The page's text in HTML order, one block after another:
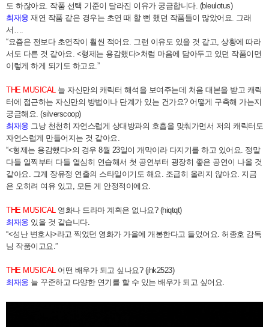
도 하잖아요. 작품 선택 기준이 달라진 이유가 궁금합니다. (bleulotus)
최재웅 재연 작품 같은 경우는 초연 때 할 뻔 했던 작품들이 많았어요. 그래
서….
“요즘은 전보다 초연작이 훨씬 적어요. 그런 이유도 있을 것 같고, 상황에 따라
서도 다른 것 같아요. <형제는 용감했다>처럼 마음에 담아두고 있던 작품이면
이렇게 하게 되기도 하고요.”
THE MUSICAL 늘 자신만의 캐릭터 해석을 보여주는데 처음 대본을 받고 캐릭
터에 접근하는 자신만의 방법이나 단계가 있는 건가요? 어떻게 구축해 가는지
궁금해요. (silverscoop)
최재웅 그냥 천천히 자연스럽게 상대방과의 호흡을 맞춰가면서 저의 캐릭터도
자연스럽게 만들어지는 것 같아요.
“<형제는 용감했다>의 경우 8월 23일이 개막이라 다지기를 하고 있어요. 정말
다들 일찍부터 다들 열심히 연습해서 첫 공연부터 굉장히 좋은 공연이 나올 것
같아요. 그게 장유정 연출의 스타일이기도 해요. 조급히 올리지 않아요. 지금
은 오히려 여유 있고, 모든 게 안정적이에요.
THE MUSICAL 영화나 드라마 계획은 없나요? (hiqtqt)
최재웅 있을 것 같습니다.
“<성난 변호사>라고 찍었던 영화가 가을에 개봉한다고 들었어요. 허종호 감독
님 작품이고요.”
THE MUSICAL 어떤 배우가 되고 싶나요? (jhk2523)
최재웅 늘 꾸준하고 다양한 연기를 할 수 있는 배우가 되고 싶어요.